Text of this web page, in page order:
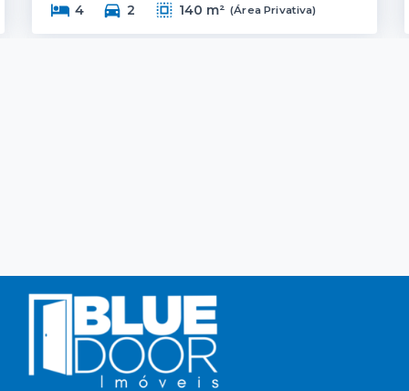
4 2 140 m² (Área Privativa)